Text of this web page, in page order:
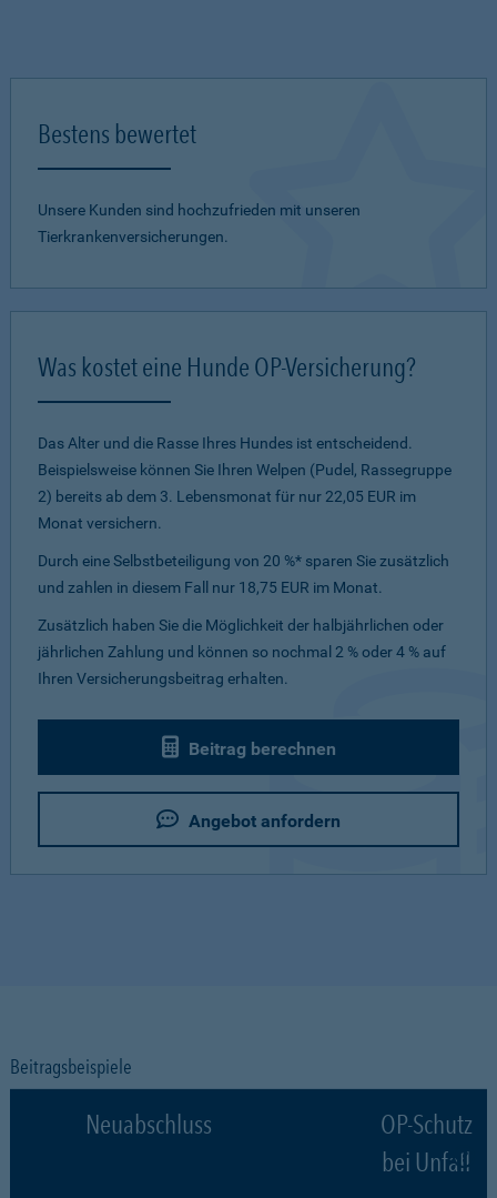
Bestens bewertet
Unsere Kunden sind hochzufrieden mit unseren
Tierkrankenversicherungen.
Was kostet eine Hunde OP-Versicherung?
Das Alter und die Rasse Ihres Hundes ist entscheidend.
Beispielsweise können Sie Ihren Welpen (Pudel, Rassegruppe
2) bereits ab dem 3. Lebensmonat für nur 22,05 EUR im
Monat versichern.
Durch eine Selbstbeteiligung von 20 %* sparen Sie zusätzlich
und zahlen in diesem Fall nur 18,75 EUR im Monat.
Zusätzlich haben Sie die Möglichkeit der halbjährlichen oder
jährlichen Zahlung und können so nochmal 2 % oder 4 % auf
Ihren Versicherungsbeitrag erhalten.
Beitrag berechnen
Angebot anfordern
Beitragsbeispiele
Neuabschluss
OP-Schutz
bei Unfall